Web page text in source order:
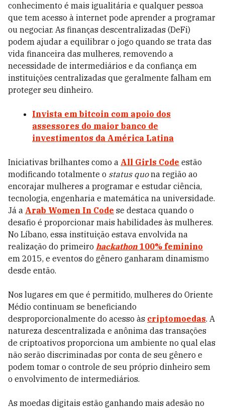
conhecimento é mais igualitária e qualquer pessoa
que tem acesso à internet pode aprender a programar
ou negociar. As finanças descentralizadas (DeFi)
podem ajudar a equilibrar o jogo quando se trata das
vida financeira das mulheres, removendo a
necessidade de intermediários e da confiança em
instituições centralizadas que geralmente falham em
proteger seu dinheiro.
Invista em bitcoin com apoio dos
assessores do maior banco de
investimentos da América Latina
Iniciativas brilhantes como a All Girls Code estão
modificando totalmente o status quona região ao
encorajar mulheres a programar e estudar ciência,
tecnologia, engenharia e matemática na universidade.
Já a Arab Women In Code se destaca quando o
desafio é proporcionar mais habilidades às mulheres.
No Líbano, essa instituição estava envolvida na
realização do primeiro hackathon 100% feminino
em 2015, e eventos do gênero ganharam dinamismo
desde então.
Nos lugares em que é permitido, mulheres do Oriente
Médio continuam se beneficiando
desproporcionalmente do acesso às criptomoedas. A
natureza descentralizada e anônima das transações
de criptoativos proporciona um ambiente no qual elas
não serão discriminadas por conta de seu gênero e
podem tomar o controle de seu próprio dinheiro sem
o envolvimento de intermediários.
As moedas digitais estão ganhando mais adesão no